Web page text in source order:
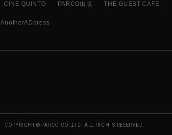
CINE QUINTO PARCO出版 THE GUEST CAFE
AnotherADdress
COPYRIGHT © PARCO CO.,LTD. ALL RIGHTS RESERVED.